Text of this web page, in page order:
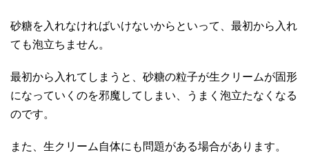
砂糖を入れなければいけないからといって、最初から入れ
ても泡立ちません。
最初から入れてしまうと、砂糖の粒子が生クリームが固形
になっていくのを邪魔してしまい、うまく泡立たなくなる
のです。
また、生クリーム自体にも問題がある場合があります。